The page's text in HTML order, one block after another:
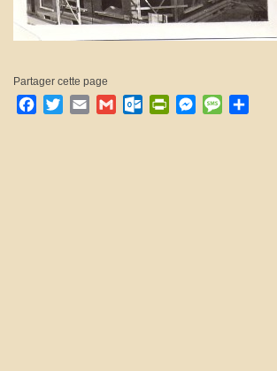
Partager cette page
Facebook
TwitterEmail GmailOutlook.com
PrintFriendly
Messenger
Message